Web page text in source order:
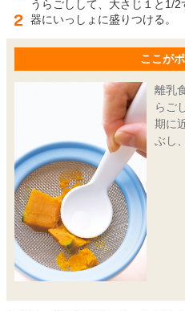
うらごしして、大さじ１と1/2
器にいっしょに盛りつける。
ここが
離乳
らご
期に
ぶし